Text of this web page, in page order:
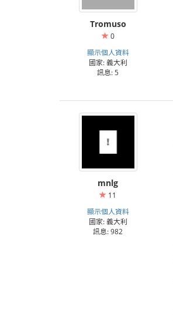
Tromuso
0
顯示個人資料
國家: 義大利
訊息: 5
mnlg
11
顯示個人資料
國家: 義大利
訊息: 982